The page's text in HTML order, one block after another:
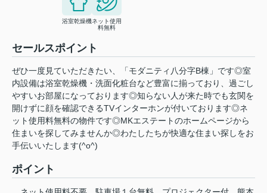
浴室乾燥機ネット使用
料無料
セールスポイント
ぜひ一度見ていただきたい、「モダニティ八分字B棟」です◎室
内設備は浴室乾燥機・洗面化粧台など豊富に揃っており、過ごし
やすいお部屋になっております◎知らない人が来た時でも玄関を
開けずに顔を確認できるTVインターホンが付いております◎ネ
ット使用料無料の物件です◎MKエステートのホームページから
住まいを探してみませんか◎わたしたちが快適な住まい探しをお
手伝いいたします(^o^)
ポイント